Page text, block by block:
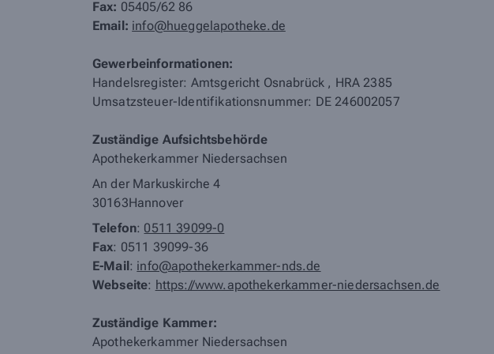
Fax: 05405/62 86
Email: info@hueggelapotheke.de
Gewerbeinformationen:
Handelsregister: Amtsgericht Osnabrück , HRA 2385
Umsatzsteuer-Identifikationsnummer: DE 246002057
Zuständige Aufsichtsbehörde
Apothekerkammer Niedersachsen
An der Markuskirche 4
30163Hannover
Telefon: 0511 39099-0
Fax: 0511 39099-36
E-Mail: info@apothekerkammer-nds.de
Webseite: https://www.apothekerkammer-niedersachsen.de
Zuständige Kammer:
Apothekerkammer Niedersachsen